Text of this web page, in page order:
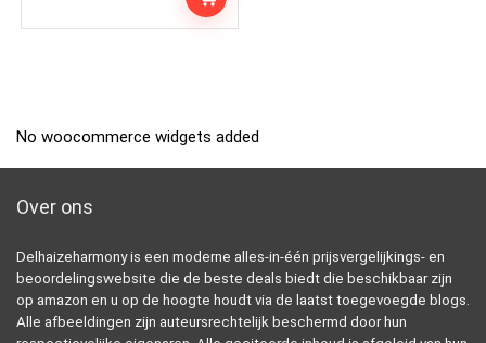
No woocommerce widgets added
Over ons
Delhaizeharmony is een moderne alles-in-één prijsvergelijkings- en
beoordelingswebsite die de beste deals biedt die beschikbaar zijn
op amazon en u op de hoogte houdt via de laatst toegevoegde blogs.
Alle afbeeldingen zijn auteursrechtelijk beschermd door hun